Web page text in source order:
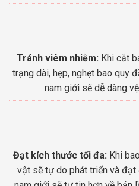
Tránh viêm nhiễm: Khi cắt
trạng dài, hẹp, nghẹt bao quy
nam giới sẽ dễ dàng
Đạt kích thước tối đa: Khi
vật sẽ tự do phát triển và